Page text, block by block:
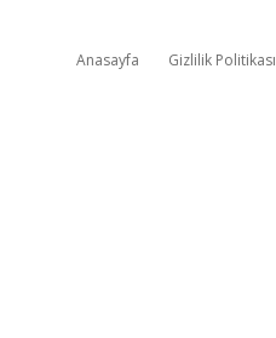
Anasayfa Gizlilik Politikası